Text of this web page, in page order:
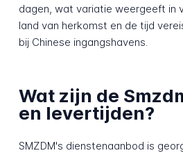
dagen, wat variatie weergeeft in
land van herkomst en de tijd
bij Chinese ingangshavens.
Wat zijn de
en levertijden?
SMZDM's dienstenaanbod is